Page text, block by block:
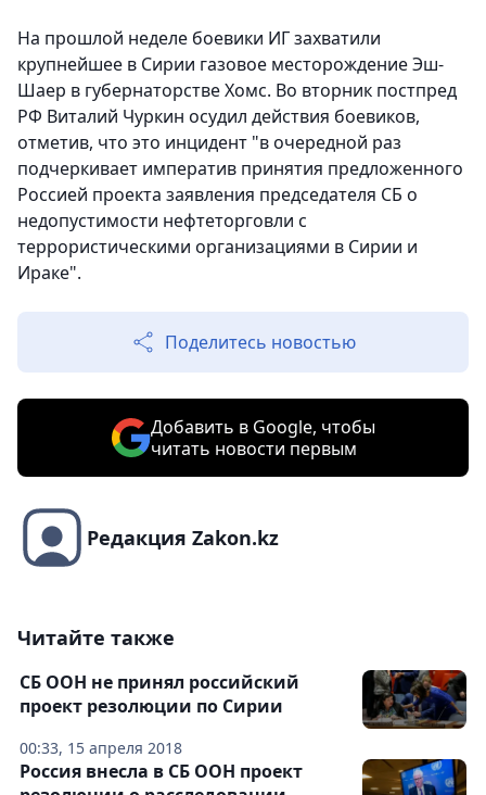
На прошлой неделе боевики ИГ захватили
крупнейшее в Сирии газовое месторождение Эш-
Шаер в губернаторстве Хомс. Во вторник постпред
РФ Виталий Чуркин осудил действия боевиков,
отметив, что это инцидент "в очередной раз
подчеркивает императив принятия предложенного
Россией проекта заявления председателя СБ о
недопустимости нефтеторговли с
террористическими организациями в Сирии и
Ираке".
Поделитесь новостью
Добавить в Google, чтобы
читать новости первым
Редакция Zakon.kz
Читайте также
00:33, 15 апреля 2018
СБ ООН не принял российский
проект резолюции по Сирии
Россия внесла в СБ ООН проект